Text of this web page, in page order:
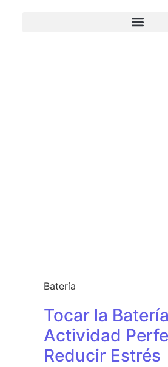
Batería
Tocar la
Actividad
Reducir Estrés